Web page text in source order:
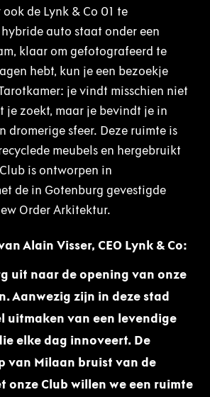
de Lynk & Co 01 te
auto staat onder een
klaar om gefotografeerd te
hebt, kun je een bezoekje
je vindt misschien niet
je zoekt, maar je bevindt je in
dromerige sfeer. Deze ruimte is
meubels en hergebruikt
is ontworpen in
de in Gotenburg gevestigde
Order Arkitektur.
Alain Visser, CEO Lynk & Co:
uit naar de opening van onze
Aanwezig zijn in deze stad
uitmaken van een levendige
elke dag innoveert. De
van Milaan bruist van de
onze Club willen we een ruimte